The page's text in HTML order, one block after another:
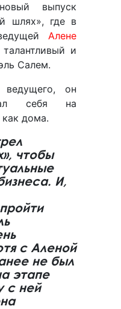
выпуск
шлях», где в
Алене
талантливый и
Салем.
он
себя на
дома.
чтобы
И,
с Аленой
не был
этапе
с ней